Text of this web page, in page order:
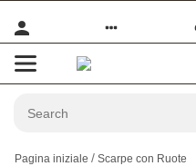
Pagina iniziale Scarpe con Ruote